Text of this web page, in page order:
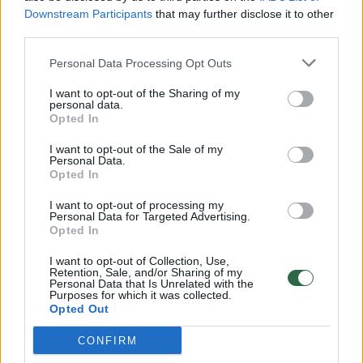
Downstream Participants that may further disclose it to other
Personal Data Processing Opt Outs
I want to opt-out of the Sharing of my
personal data.
Opted In
I want to opt-out of the Sale of my
Personal Data.
Opted In
I want to opt-out of processing my
Personal Data for Targeted Advertising.
Opted In
I want to opt-out of Collection, Use,
Retention, Sale, and/or Sharing of my
Personal Data that Is Unrelated with the
Purposes for which it was collected.
Opted Out
CONFIRM
vaiko gyvybių išgelbėti nepavyko
Žinios | Lietuvos diena
00:00:59
Nufilmavo, kaip patvino Vilniaus Vakarinis aplinkkelis:
vaizdas pribloškia
Žinios
„Pagarba pirmajai premjerei“: pasidalijo jautriais
prisiminimais apie Kazimierą Prunskienę
Žinios | Lietuvos diena
Visi įrašai